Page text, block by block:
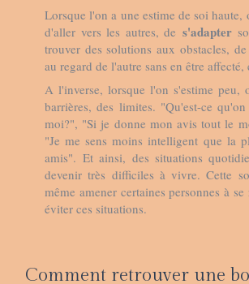
Lorsque l'on a une estime de soi haute,
d'aller vers les autres, de s'adapter
trouver des solutions aux obstacles,
au regard de l'autre sans en être affecté,
A l'inverse, lorsque l'on s'estime peu,
barrières, des limites. "Qu'est-ce
moi?", "Si je donne mon avis tout le
"Je me sens moins intelligent que la
amis". Et ainsi, des situations
devenir très difficiles à vivre. Cette
même amener certaines personnes à
éviter ces situations.
Comment retrouver une